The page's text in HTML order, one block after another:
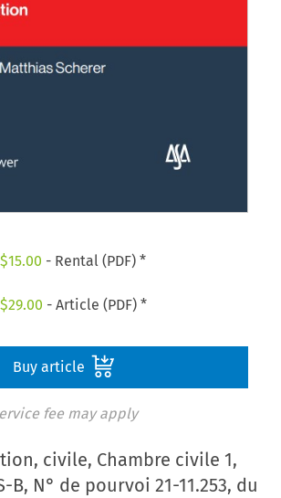
$15.00 - Rental (PDF) *
$29.00 - Article (PDF) *
Buy article
fee may apply
civile, Chambre civile 1,
B, N° de pourvoi 21-11.253, du